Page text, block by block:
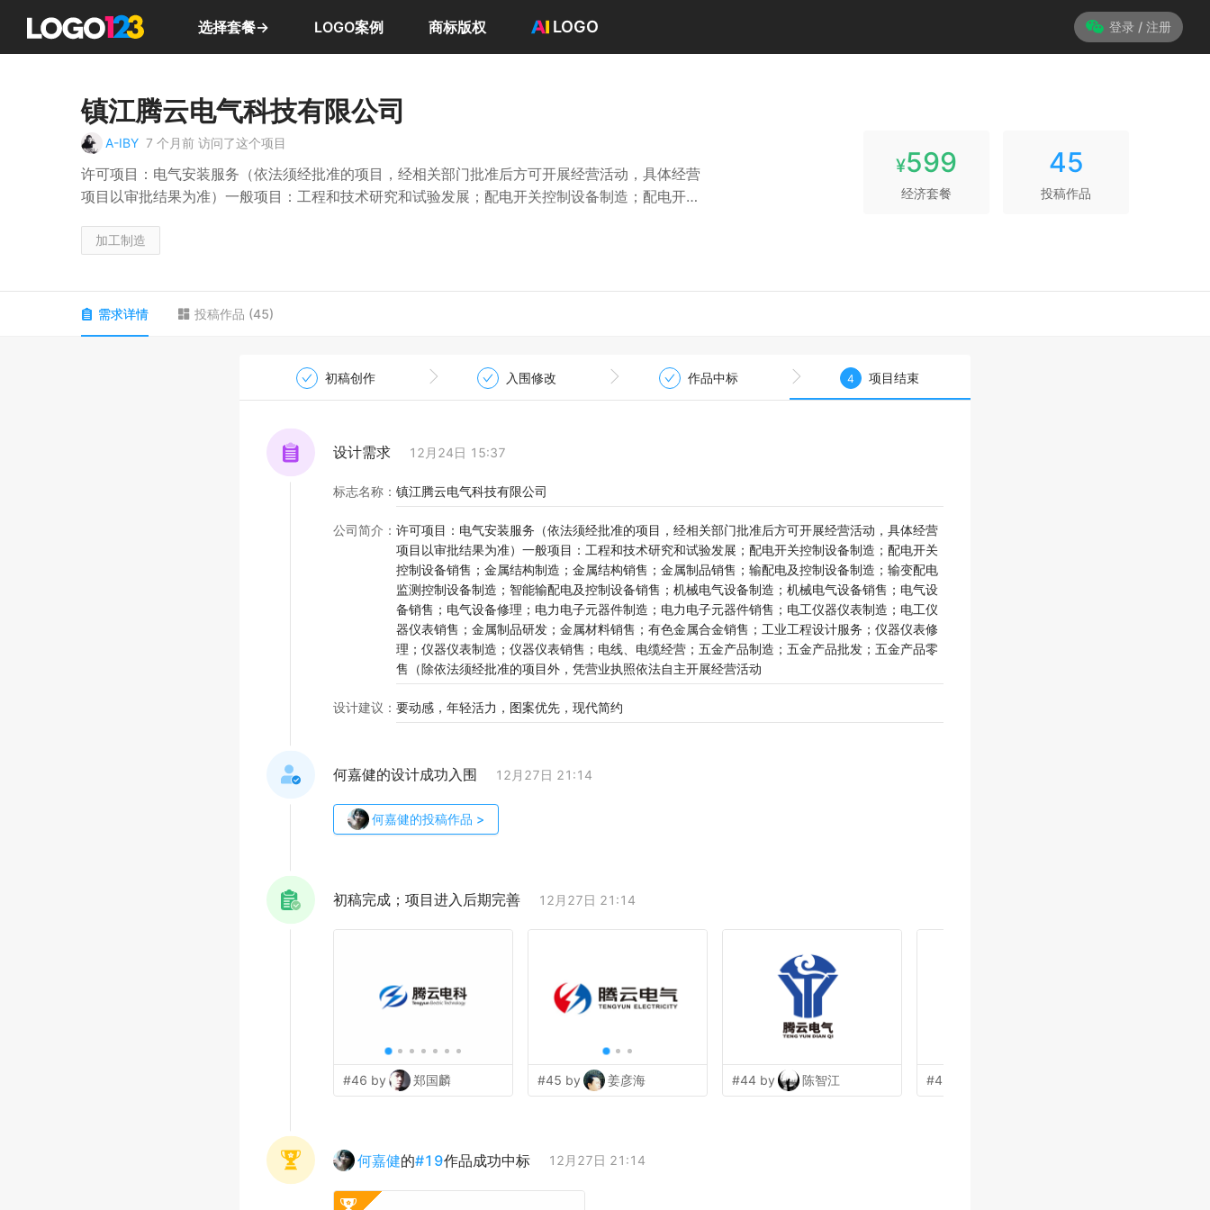
选择套餐→ LOGO案例 商标版权 LOGO 登录 / 注册
登录 / 注册
镇江腾云电气科技有限公司
A-IBY 7 个月前 访问了这个项目
许可项目：电气安装服务（依法须经批准的项目，经相关部门批准后方可开展经营活动，具体经营
项目以审批结果为准）一般项目：工程和技术研究和试验发展；配电开关控制设备制造；配电开关
监测控制设备制造；智能输配电及控制设备销售；机械电气设备制造；机械电气设备销售；电气设
器仪表销售；金属制品研发；金属材料销售；有色金属合金销售；工业工程设计服务；仪器仪表修
理；仪器仪表制造；仪器仪表销售；电线、电缆经营；五金产品制造；五金产品批发；五金产品零
售（除依法须经批准的项目外，凭营业执照依法自主开展经营活动
加工制造
¥599
经济套餐
45
投稿作品
需求详情 投稿作品 (45)
初稿创作 入围修改 作品中标 4 项目结束
设计需求 12月24日 15:37
标志名称 ： 镇江腾云电气科技有限公司
公司简介 ： 许可项目：电气安装服务（依法须经批准的项目，经相关部门批准后方可开展经营活动，具体经营
项目以审批结果为准）一般项目：工程和技术研究和试验发展；配电开关控制设备制造；配电开关
控制设备销售；金属结构制造；金属结构销售；金属制品销售；输配电及控制设备制造；输变配电
监测控制设备制造；智能输配电及控制设备销售；机械电气设备制造；机械电气设备销售；电气设
备销售；电气设备修理；电力电子元器件制造；电力电子元器件销售；电工仪器仪表制造；电工仪
器仪表销售；金属制品研发；金属材料销售；有色金属合金销售；工业工程设计服务；仪器仪表修
理；仪器仪表制造；仪器仪表销售；电线、电缆经营；五金产品制造；五金产品批发；五金产品零
售（除依法须经批准的项目外，凭营业执照依法自主开展经营活动
设计建议 ： 要动感，年轻活力，图案优先，现代简约
何嘉健的设计成功入围 12月27日 21:14
何嘉健的投稿作品 >
初稿完成；项目进入后期完善 12月27日 21:14
#46 by 郑国麟 #45 by 姜彦海 #44 by 陈智江 #43 by
何嘉健的#19作品成功中标 12月27日 21:14